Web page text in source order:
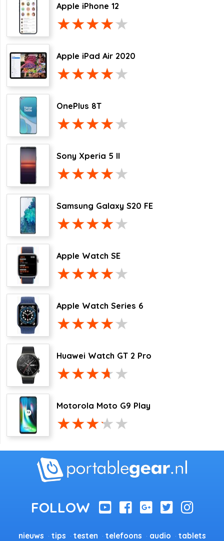
Apple iPhone 12
Apple iPad Air 2020
OnePlus 8T
Sony Xperia 5 II
Samsung Galaxy S20 FE
Apple Watch SE
Apple Watch Series 6
Huawei Watch GT 2 Pro
Motorola Moto G9 Play
nieuws tips testen telefoons audio tablets